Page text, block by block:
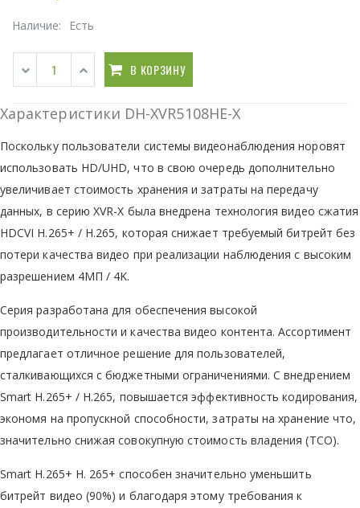
Наличие: Есть
В КОРЗИНУ
Характеристики DH-XVR5108HE-X
Поскольку пользователи системы видеонаблюдения норовят
использовать HD/UHD, что в свою очередь дополнительно
увеличивает стоимость хранения и затраты на передачу
данных, в серию XVR-X была внедрена технология видео сжатия
HDCVI H.265+ / H.265, которая снижает требуемый битрейт без
потери качества видео при реализации наблюдения с высоким
разрешением 4МП / 4K.
Cерия разработана для обеспечения высокой
производительности и качества видео контента. Ассортимент
предлагает отличное решение для пользователей,
сталкивающихся с бюджетными ограничениями. С внедрением
Smart H.265+ / H.265, повышается эффективность кодирования,
экономя на пропускной способности, затраты на хранение что,
значительно снижая совокупную стоимость владения (TCO).
Smart H.265+ H. 265+ способен значительно уменьшить
битрейт видео (90%) и благодаря этому требования к